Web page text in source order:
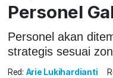
Personel
Personel akan
strategis sesuai
Red: Arie Lukihardianti